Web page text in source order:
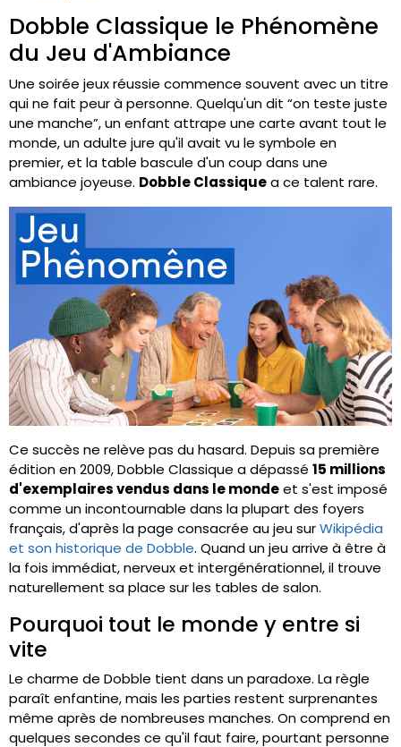
Dobble Classique le Phénomène
du Jeu d'Ambiance
Une soirée jeux réussie commence souvent avec un titre
qui ne fait peur à personne. Quelqu'un dit “on teste juste
une manche”, un enfant attrape une carte avant tout le
monde, un adulte jure qu'il avait vu le symbole en
premier, et la table bascule d'un coup dans une
ambiance joyeuse. Dobble Classiquea ce talent rare.
Ce succès ne relève pas du hasard. Depuis sa première
édition en 2009, Dobble Classique a dépassé 15 millions
d'exemplaires vendus dans le mondeet s'est imposé
comme un incontournable dans la plupart des foyers
français, d'après la page consacrée au jeu surWikipédia
et son historique de Dobble. Quand un jeu arrive à être à
la fois immédiat, nerveux et intergénérationnel, il trouve
naturellement sa place sur les tables de salon.
Pourquoi tout le monde y entre si
vite
Le charme de Dobble tient dans un paradoxe. La règle
paraît enfantine, mais les parties restent surprenantes
même après de nombreuses manches. On comprend en
quelques secondes ce qu'il faut faire, pourtant personne